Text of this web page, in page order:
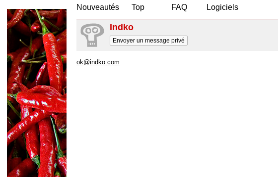
Nouveautés
Top
FAQ
Logiciels
Indko
Envoyer un message privé
ok@indko.com